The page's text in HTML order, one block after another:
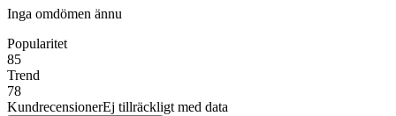
Inga omdömen ännu
Popularitet
85
Trend
78
KundrecensionerEj tillräckligt med data